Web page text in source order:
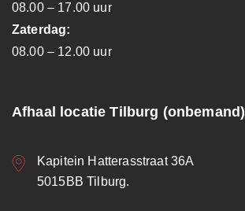
08.00 – 17.00 uur
Zaterdag:
08.00 – 12.00 uur
Afhaal locatie Tilburg (onbemand)
Kapitein Hatterasstraat 36A
5015BB Tilburg.